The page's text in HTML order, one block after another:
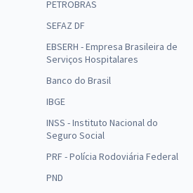
PETROBRAS
SEFAZ DF
EBSERH - Empresa Brasileira de
Serviços Hospitalares
Banco do Brasil
IBGE
INSS - Instituto Nacional do
Seguro Social
PRF - Polícia Rodoviária Federal
PND